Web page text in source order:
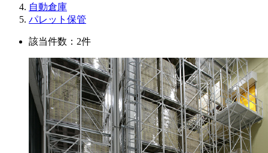
自動倉庫
パレット保管
該当件数：2件